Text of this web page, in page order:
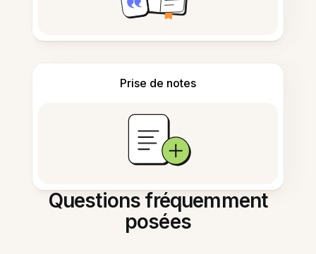
Prise de notes
Questions fréquemment
posées